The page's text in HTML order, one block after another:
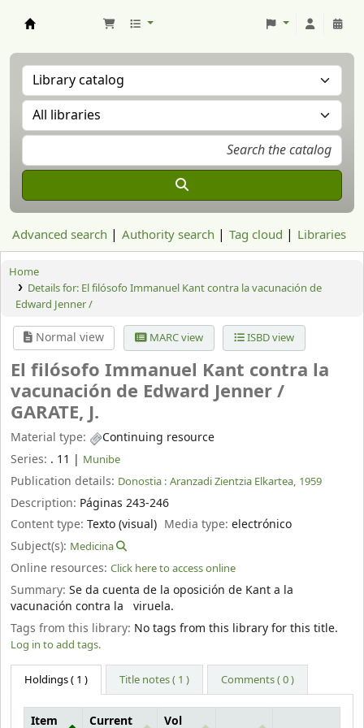
Advanced search Authority search Tag cloud Libraries
Home
Details for: El filósofo Immanuel Kant contra la vacunación de
Edward Jenner /
Normal view MARC view ISBD view
El filósofo Immanuel Kant contra la
vacunación de Edward Jenner /
GARATE, J.
Material type:
Continuing resource
Series: . 11 | Munibe
Publication details: Donostia : Aranzadi Zientzia Elkartea, 1959
Description: Páginas 243-246
Content type: Texto (visual) Media type:electrónico
Subject(s): Medicina
Online resources: Click here to access online
Summary: Se da cuenta de la oposición de Kant a la
vacunación contra la viruela.
Tags from this library: No tags from this library for this title.
Log in to add tags.
Holdings( 1 ) Title notes ( 1 ) Comments ( 0 )
Item
Current
Vol